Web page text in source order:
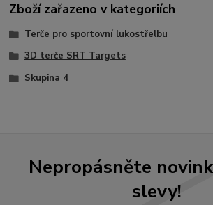
Zboží zařazeno v kategoriích
Terče pro sportovní lukostřelbu
3D terče SRT Targets
Skupina 4
Nepropásněte
slevy!